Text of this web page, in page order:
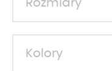
Rozmiary
Kolory